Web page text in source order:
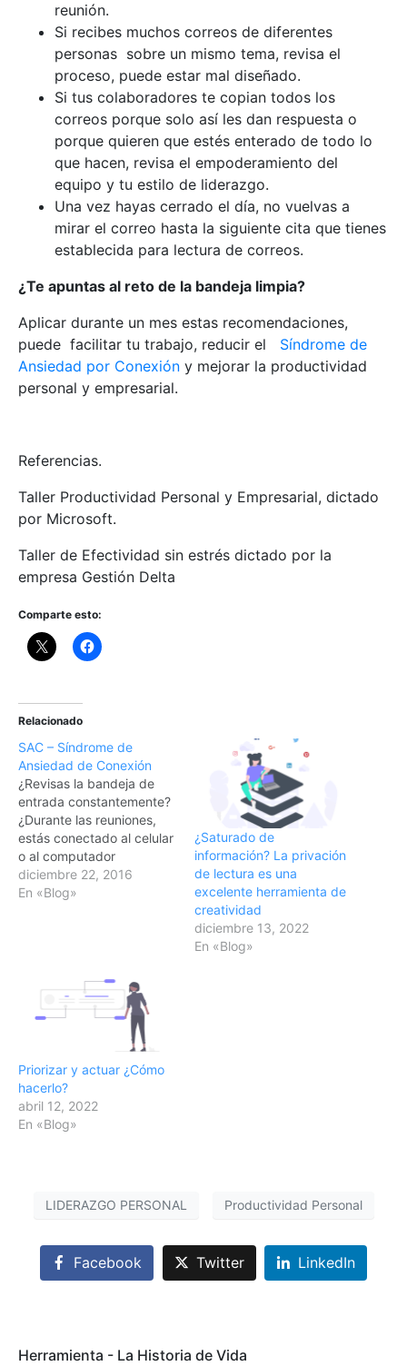
reunión.
Si recibes muchos correos de diferentes
personas sobre un mismo tema, revisa el
proceso, puede estar mal diseñado.
Si tus colaboradores te copian todos los
correos porque solo así les dan respuesta o
porque quieren que estés enterado de todo lo
que hacen, revisa el empoderamiento del
equipo y tu estilo de liderazgo.
Una vez hayas cerrado el día, no vuelvas a
mirar el correo hasta la siguiente cita que tienes
establecida para lectura de correos.
¿Te apuntas al reto de la bandeja limpia?
Aplicar durante un mes estas recomendaciones,
puede facilitar tu trabajo, reducir el Síndrome de
Ansiedad por Conexión y mejorar la productividad
personal y empresarial.
Referencias.
Taller Productividad Personal y Empresarial, dictado
por Microsoft.
Taller de Efectividad sin estrés dictado por la
empresa Gestión Delta
Comparte esto:
Relacionado
SAC – Síndrome de
Ansiedad de Conexión
¿Revisas la bandeja de
entrada constantemente?
¿Durante las reuniones,
estás conectado al celular
o al computador
revisando los correos o
mensajes que te llegan?
abruma el número de
correos que tienes sin
leer? ¿Mientras vas…
diciembre 22, 2016
En «Blog»
¿Saturado de
información? La privación
de lectura es una
excelente herramienta de
creatividad
diciembre 13, 2022
En «Blog»
Priorizar y actuar ¿Cómo
hacerlo?
abril 12, 2022
En «Blog»
LIDERAZGO PERSONAL Productividad Personal
Facebook Twitter LinkedIn
Herramienta - La Historia de Vida